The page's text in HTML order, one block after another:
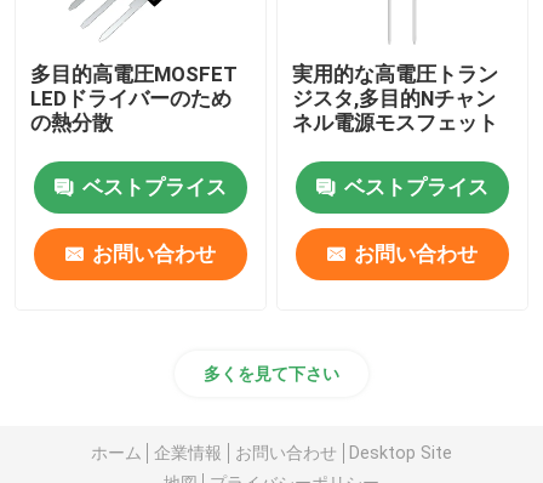
多目的高電圧MOSFET
LEDドライバーのため
の熱分散
ベストプライス
お問い合わせ
実用的な高電圧トラン
ジスタ,多目的Nチャン
ネル電源モスフェット
ベストプライス
お問い合わせ
多くを見て下さい
ホーム 企業情報 お問い合わせ
Desktop Site